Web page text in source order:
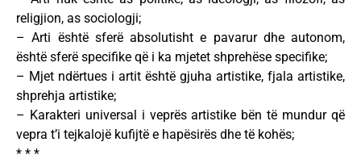
religjion, as sociologji;
– Arti është sferë absolutisht e pavarur dhe autonom,
është sferë specifike që i ka mjetet shprehëse specifike;
– Mjet ndërtues i artit është gjuha artistike, fjala artistike,
shprehja artistike;
– Karakteri universal i veprës artistike bën të mundur që
vepra t’i tejkalojë kufijtë e hapësirës dhe të kohës;
* * *